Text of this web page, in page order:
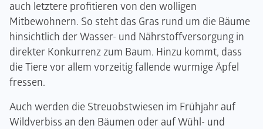
auch letztere profitieren von den wolligen
Mitbewohnern. So steht das Gras rund um die Bäume
hinsichtlich der Wasser- und Nährstoffversorgung in
direkter Konkurrenz zum Baum. Hinzu kommt, dass
die Tiere vor allem vorzeitig fallende wurmige Äpfel
fressen.
Auch werden die Streuobstwiesen im Frühjahr auf
Wildverbiss an den Bäumen oder auf Wühl- und